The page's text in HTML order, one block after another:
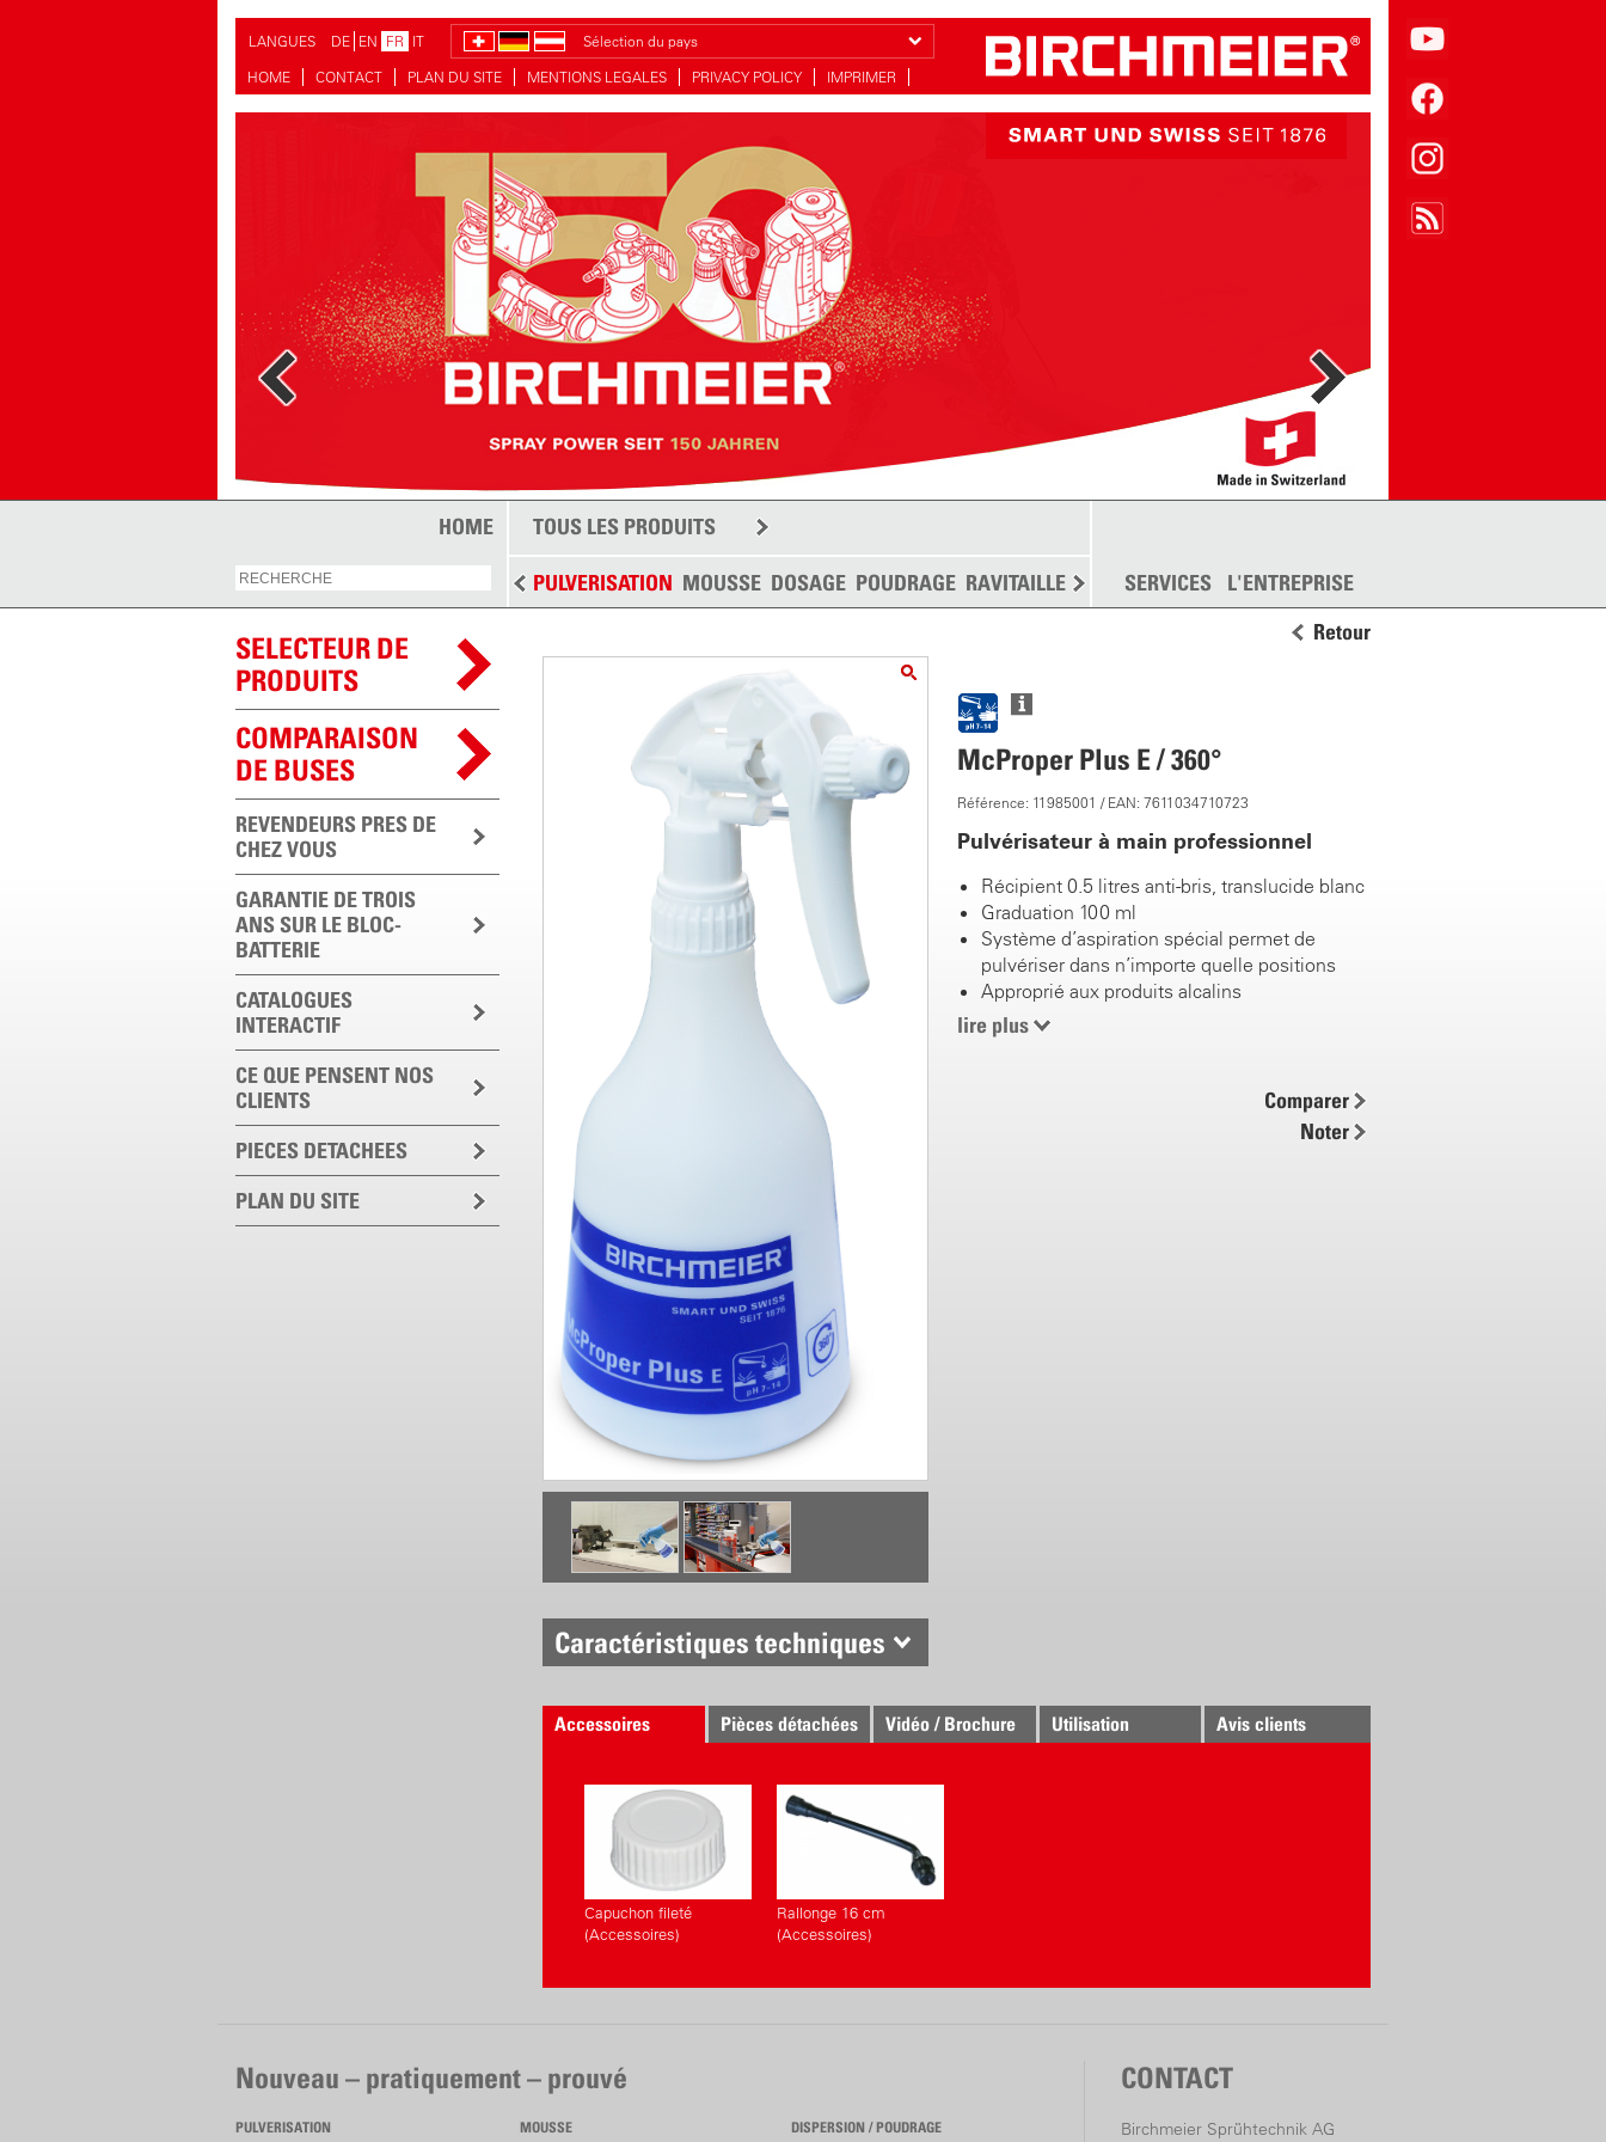
LANGUES DE EN FR IT
Sélection du pays
HOME
CONTACT PLAN DU SITE MENTIONS LEGALES PRIVACY POLICY IMPRIMER
HOME TOUS LES PRODUITS
PULVERISATION MOUSSE DOSAGE POUDRAGE RAVITAILLEMENT DISPERSION PLUS
SERVICES L'ENTREPRISE
SELECTEUR DE
PRODUITS
COMPARAISON
DE BUSES
REVENDEURS PRES DE
CHEZ VOUS
GARANTIE DE TROIS
ANS SUR LE BLOC-
BATTERIE
CATALOGUES
INTERACTIF
CE QUE PENSENT NOS
CLIENTS
PIECES DETACHEES
PLAN DU SITE
Retour
McProper Plus E / 360°
Référence: 11985001 / EAN: 7611034710723
Pulvérisateur à main professionnel
Récipient 0.5 litres anti-bris, translucide blanc
Graduation 100 ml
Système d’aspiration spécial permet de
pulvériser dans n’importe quelle positions
Approprié aux produits alcalins
Buse réglable et fermable
Pression du piston jusqu’à 15 bars
Appareil pour utilisations multiples et pour
lire plus
Comparer
Noter
Caractéristiques techniques
Accessoires Pièces détachées Vidéo / Brochure Utilisation Avis clients
Capuchon fileté
(Accessoires)
Rallonge 16 cm
(Accessoires)
Nouveau – pratiquement – prouvé
PULVERISATION MOUSSE DISPERSION / POUDRAGE
CONTACT
Birchmeier Sprühtechnik AG